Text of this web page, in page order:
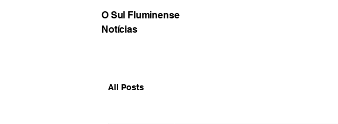
O Sul Fluminense
Notícias
All Posts